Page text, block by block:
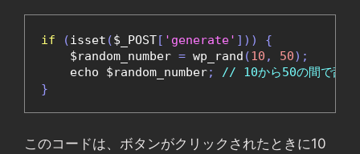
if (isset ($_POST[ 'generate' ]))
{
    $random_number
= wp_rand (10 , 50);
    echo $random_number
;
// 10から50の間で乱数
}
このコードは、ボタンがクリックされたときに10